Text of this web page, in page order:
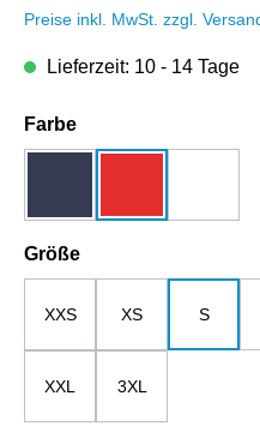
Preise inkl. MwSt. zzgl.
Lieferzeit: 10 - 14 Tage
Farbeauswählen
Größeauswählen
XXS XS S
XXL 3XL